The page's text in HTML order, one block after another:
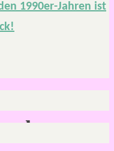
1990er-Jahren ist